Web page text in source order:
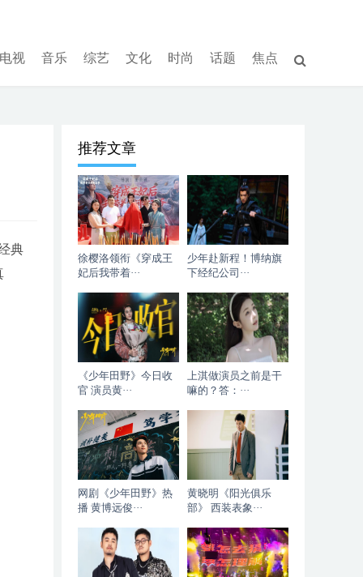
电视 音乐 综艺 文化 时尚 话题 焦点
典
推荐文章
徐樱洛领衔《穿成王
妃后我带着···
少年赴新程！博纳旗
下经纪公司···
《少年田野》今日收
官 演员黄···
上淇做演员之前是干
嘛的？答：···
网剧《少年田野》热
播 黄博远俊···
黄晓明《阳光俱乐
部》 西装表象···